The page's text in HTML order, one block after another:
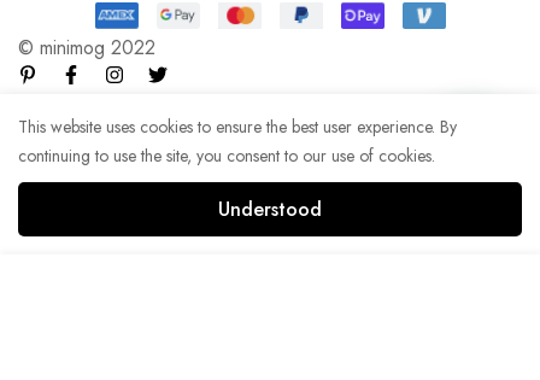
© minimog 2022
This website uses cookies to ensure the best user experience. By
continuing to use the site, you consent to our use of cookies.
Understood